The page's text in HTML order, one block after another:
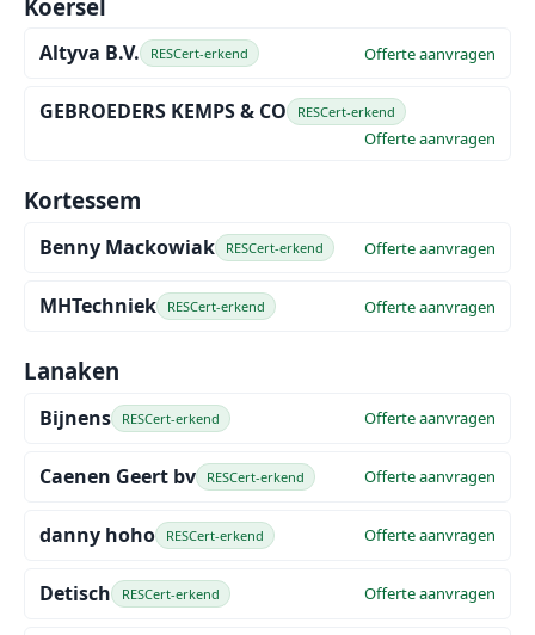
Koersel
Altyva B.V. RESCert-erkend Offerte aanvragen
GEBROEDERS KEMPS & CO RESCert-erkend
Offerte aanvragen
Kortessem
Benny Mackowiak RESCert-erkend Offerte aanvragen
MHTechniek RESCert-erkend Offerte aanvragen
Lanaken
Bijnens RESCert-erkend Offerte aanvragen
Caenen Geert bv RESCert-erkend Offerte aanvragen
danny hoho RESCert-erkend Offerte aanvragen
Detisch RESCert-erkend Offerte aanvragen